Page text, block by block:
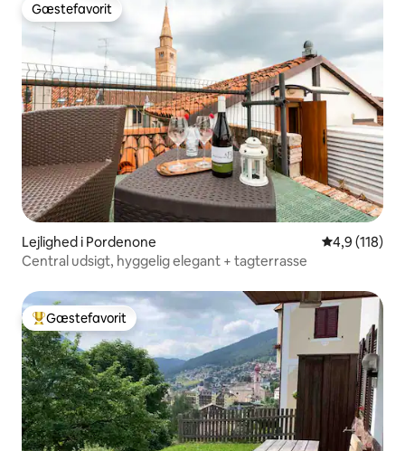
Gæstefavorit
Gæstefavorit
Lejlighed i Pordenone 4,9 ud af 5 i
4,9 (118)
Central udsigt, hyggelig elegant + tagterrasse
Bedste gæstefavorit
Gæstefavorit